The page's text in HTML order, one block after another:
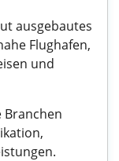
ausgebautes
Flughafen,
und
Branchen